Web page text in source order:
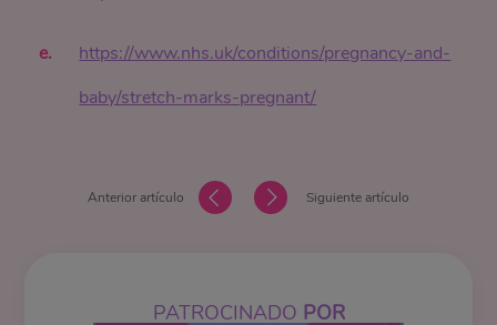
https://www.nhs.uk/conditions/pregnancy-and-
baby/stretch-marks-pregnant/
Anterior artículo Siguiente artículo
PATROCINADO POR